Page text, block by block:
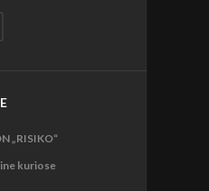
„RISIKO“
kuriose